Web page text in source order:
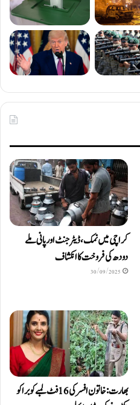
کراچی میں نمک، ڈیٹرجنٹ اور پانی ملے
دودھ کی فروخت کا انکشاف
30/09/2025
بھارت: خاتون افسر کی 16 فٹ لمبے کوبرا کو